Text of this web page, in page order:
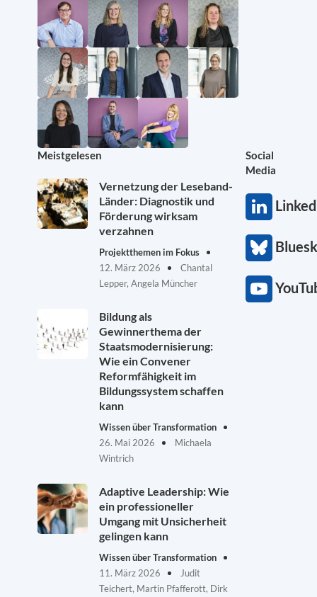
Meistgelesen
Vernetzung der Leseband-
Länder: Diagnostik und
Förderung wirksam
verzahnen
Projektthemen im Fokus
12. März 2026
Chantal
Lepper, Angela Müncher
Bildung als
Gewinnerthema der
Staatsmodernisierung:
Wie ein Convener
Reformfähigkeit im
Bildungssystem schaffen
kann
Wissen über Transformation
26. Mai 2026
Michaela
Wintrich
Adaptive Leadership: Wie
ein professioneller
Umgang mit Unsicherheit
gelingen kann
Wissen über Transformation
11. März 2026
Judit
Teichert, Martin Pfafferott, Dirk
Social
Media